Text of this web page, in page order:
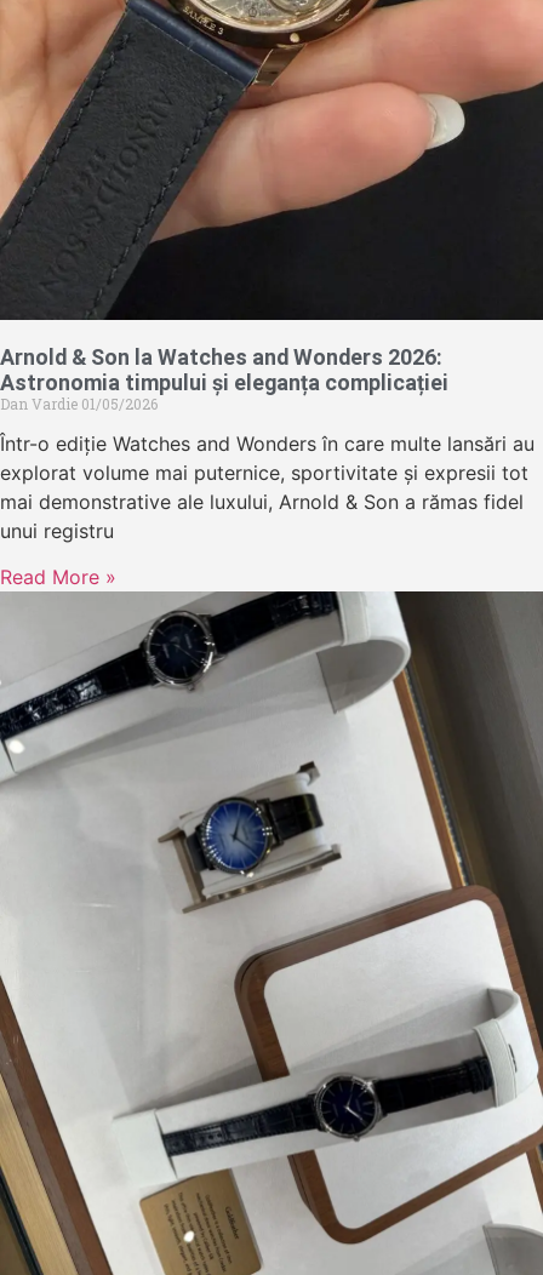
Arnold & Son la Watches and Wonders 2026:
Astronomia timpului și eleganța complicației
Dan Vardie 01/05/2026
Într-o ediție Watches and Wonders în care multe lansări au
explorat volume mai puternice, sportivitate și expresii tot
mai demonstrative ale luxului, Arnold & Son a rămas fidel
unui registru
Read More »